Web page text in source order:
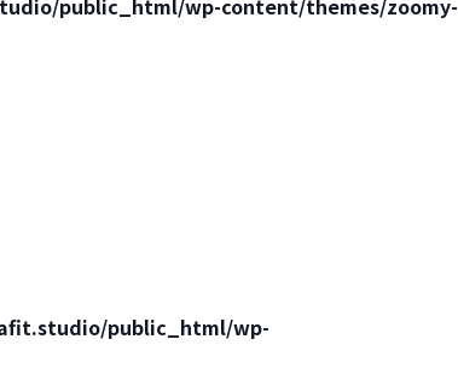
public_html/wp-content/themes/zoomy-
public_html/wp-